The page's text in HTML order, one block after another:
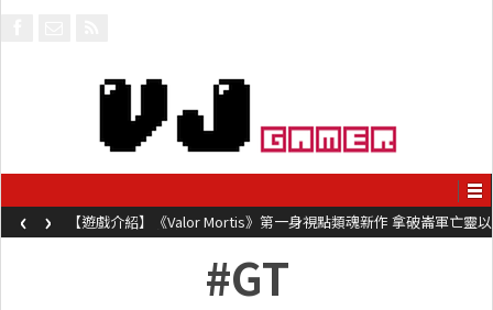
【遊戲介紹】《Valor Mortis》第一身視點類魂新作 拿破崙軍亡靈以
槍械劍與魔法殺敵
‹ ›
#GT